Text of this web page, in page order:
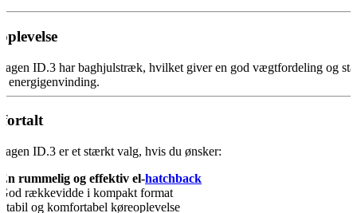
ID.3 har baghjulstræk, hvilket giver en god vægtfordeling og
energigenvinding.
ID.3 er et stærkt valg, hvis du ønsker:
En rummelig og effektiv el-hatchback
God rækkevidde i kompakt format
Stabil og komfortabel køreoplevelse